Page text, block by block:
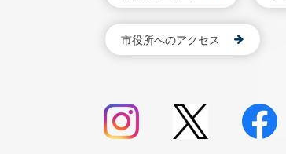
市役所へのアクセス